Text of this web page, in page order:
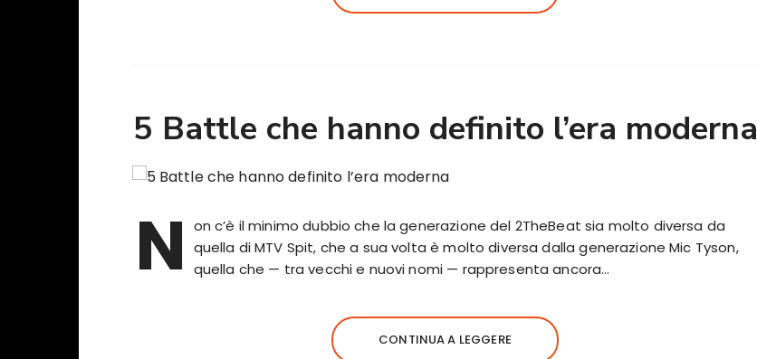
5 Battle che hanno definito l’era moderna
N
on c’è il minimo dubbio che la generazione del 2TheBeat sia molto diversa da
quella di MTV Spit, che a sua volta è molto diversa dalla generazione Mic Tyson,
quella che — tra vecchi e nuovi nomi — rappresenta ancora…
CONTINUA A LEGGERE